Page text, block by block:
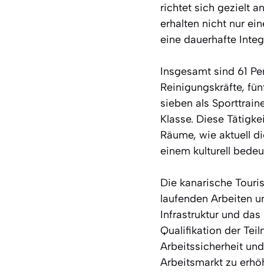
richtet sich gezielt
erhalten nicht nur
eine dauerhafte
Insgesamt sind 61
Reinigungskräfte,
sieben als
Klasse. Diese
Räume, wie aktuell
einem kulturell
Die kanarische
laufenden Arbeiten
Infrastruktur und
Qualifikation der
Arbeitssicherheit
Arbeitsmarkt zu